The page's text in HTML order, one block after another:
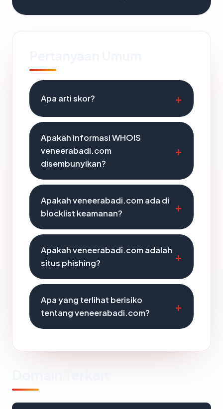
Apa arti skor?
Apakah informasi WHOIS
veneerabadi.com
disembunyikan?
Apakah veneerabadi.com ada di
blocklist keamanan?
Apakah veneerabadi.com adalah
situs phishing?
Apa yang terlihat berisiko
tentang veneerabadi.com?